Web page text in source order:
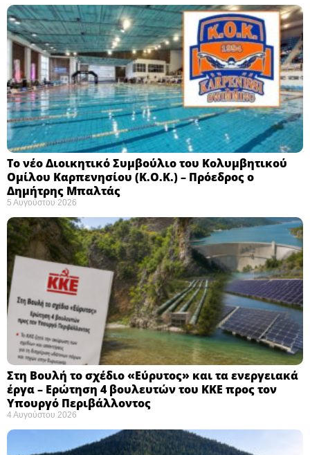
Το νέο Διοικητικό Συμβούλιο του Κολυμβητικού
Ομίλου Καρπενησίου (Κ.Ο.Κ.) – Πρόεδρος ο
Δημήτρης Μπαλτάς
5 Αυγούστου 2026
Στη Βουλή το σχέδιο «Εύρυτος» και τα ενεργειακά
έργα – Ερώτηση 4 βουλευτών του ΚΚΕ προς τον
Υπουργό Περιβάλλοντος
4 Αυγούστου 2026